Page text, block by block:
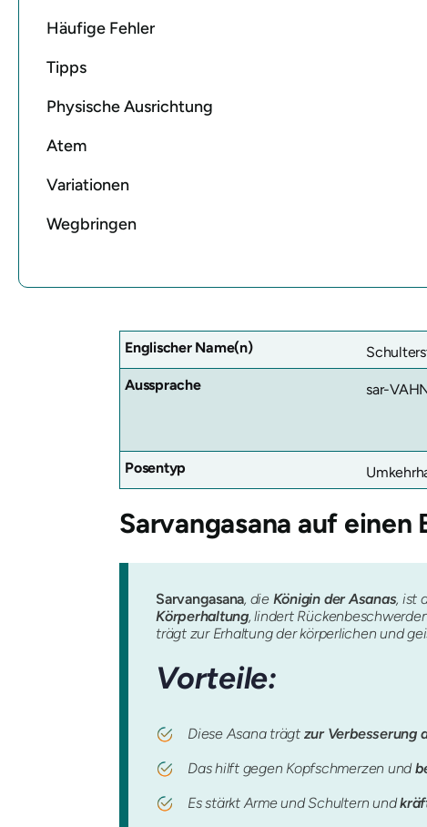
Häufige Fehler
Tipps
Physische Ausrichtung
Atem
Variationen
Wegbringen
Englischer Name(n)
Aussprache
sar-
Posentyp
Sarvangasana auf einen
Sarvangasana, die Königin der Asanas, ist
Körperhaltung, lindert
trägt zur Erhaltung der körperlichen und
Vorteile:
Diese Asana trägt zur Verbesserung
Das hilft gegen Kopfschmerzen und
Es stärkt Arme und Schultern und